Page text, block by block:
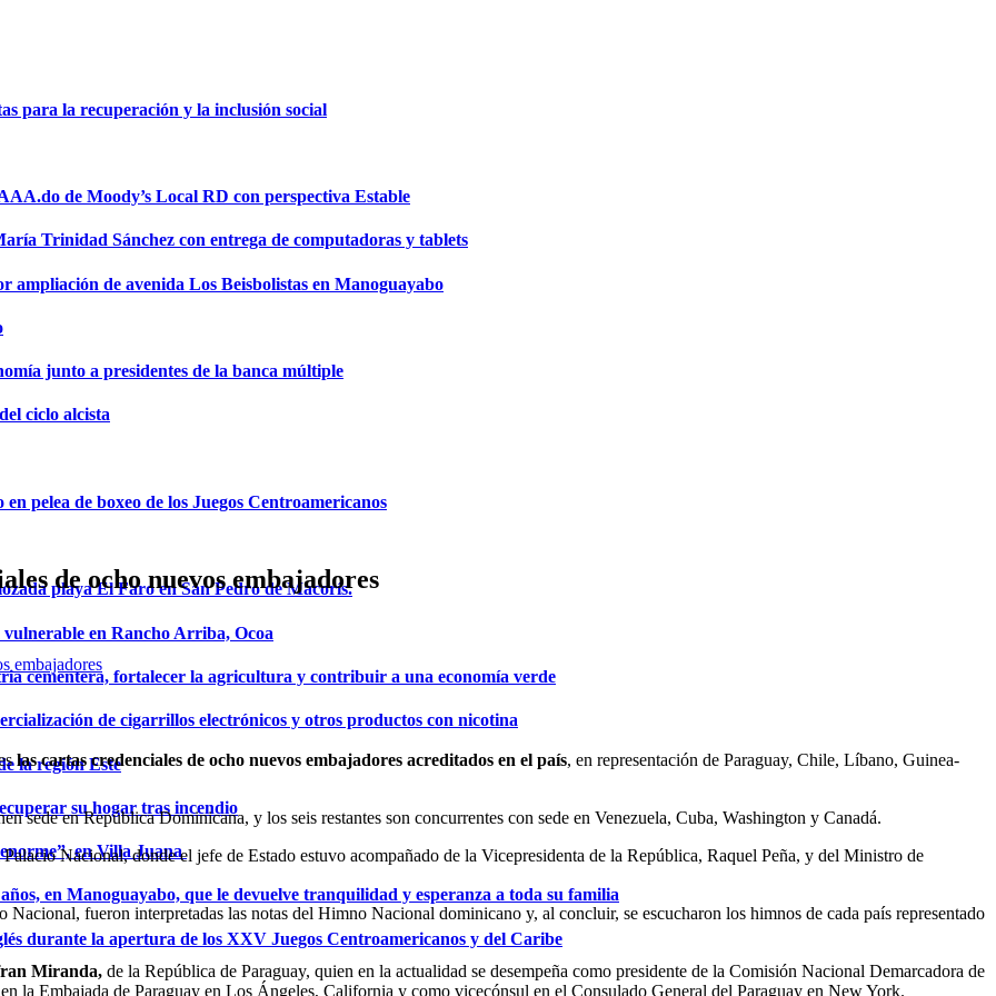
para la recuperación y la inclusión social
de Moody’s Local RD con perspectiva Estable
Trinidad Sánchez con entrega de computadoras y tablets
ampliación de avenida Los Beisbolistas en Manoguayabo
junto a presidentes de la banca múltiple
ciclo alcista
pelea de boxeo de los Juegos Centroamericanos
playa El Faro en San Pedro de Macorís.
en Rancho Arriba, Ocoa
cementera, fortalecer la agricultura y contribuir a una economía verde
de cigarrillos electrónicos y otros productos con nicotina
la región Este
su hogar tras incendio
en Villa Juana
en Manoguayabo, que le devuelve tranquilidad y esperanza a toda su familia
durante la apertura de los XXV Juegos Centroamericanos y del Caribe
de ocho nuevos embajadores
las cartas credenciales de ocho nuevos embajadores acreditados en el país, en representación de Paraguay, Chile, Líbano, Guinea-
sede en República Dominicana, y los seis restantes son concurrentes con sede en Venezuela, Cuba, Washington y Canadá.
Nacional, donde el jefe de Estado estuvo acompañado de la Vicepresidenta de la República, Raquel Peña, y del Ministro de
fueron interpretadas las notas del Himno Nacional dominicano y, al concluir, se escucharon los himnos de cada país representado
Miranda, de la República de Paraguay, quien en la actualidad se desempeña como presidente de la Comisión Nacional Demarcadora de
la Embajada de Paraguay en Los Ángeles, California y como vicecónsul en el Consulado General del Paraguay en New York.